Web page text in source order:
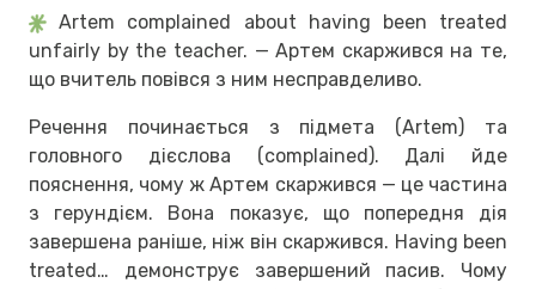
Artem complained about having been treated
unfairly by the teacher. — Артем скаржився на те,
що вчитель повівся з ним несправделиво.
Речення починається з підмета (Artem) та
головного дієслова (complained). Далі йде
пояснення, чому ж Артем скаржився — це частина
з герундієм. Вона показує, що попередня дія
завершена раніше, ніж він скаржився. Having been
treated… демонструє завершений пасив. Чому